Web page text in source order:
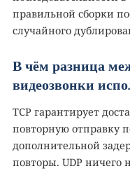
правильной сборки
случайного
В чём разница
видеозвонки
TCP гарантирует
повторную отправку
дополнительной
повторы. UDP ничего